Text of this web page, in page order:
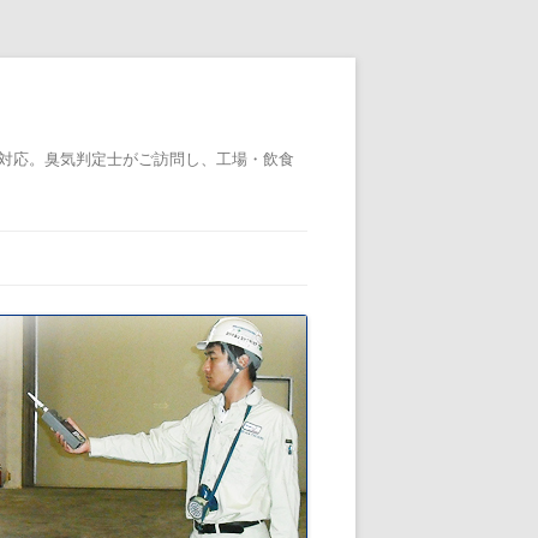
。臭気判定士がご訪問し、工場・飲食